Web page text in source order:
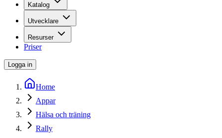
Katalog
Utvecklare
Resurser
Priser
Logga in
Home
Appar
Hälsa och träning
Rally